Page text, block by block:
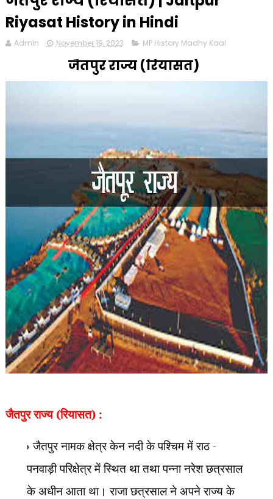
Riyasat History in Hindi
Admin November 19, 2023 MP History Madhy Kaal
जैतपुर राज्य (रियासत)
जैतपुर राज्य (रियासत) :
जैतपुर नामक क्षेत्र केन नदी के पश्चिम में राठ -
पनवाड़ी परिक्षेत्र में स्थित था तथा पन्ना नरेश छत्रसाल
के अधीन आता था। राजा छत्रसाल ने अपने राज्य के